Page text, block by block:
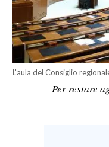
SERVIZI ALLE IMPRESE
LAVORO
BANDI
SPORT IN SARDEGNA
L'aula del Consiglio
Per restare